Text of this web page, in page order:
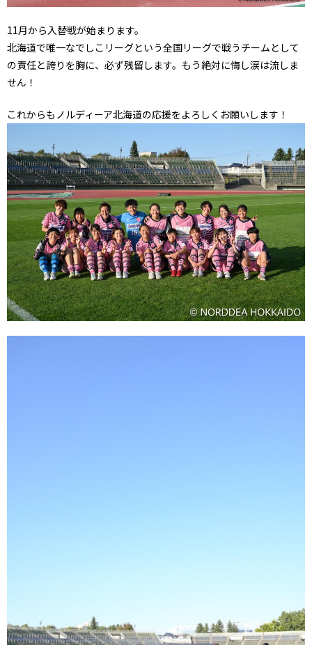
11月から入替戦が始まります。
北海道で唯一なでしこリーグという全国リーグで戦うチームとして
の責任と誇りを胸に、必ず残留します。もう絶対に悔し涙は流しま
せん！
これからもノルディーア北海道の応援をよろしくお願いします！